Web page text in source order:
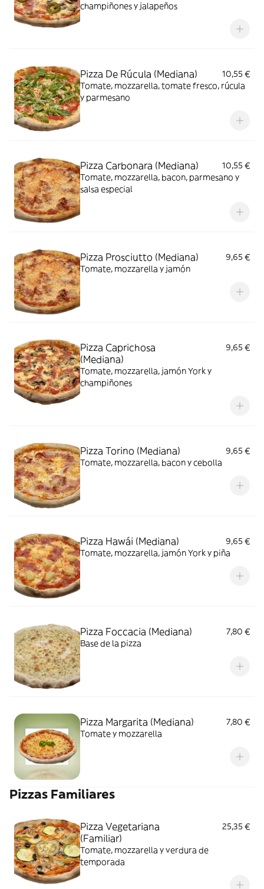
champiñones y jalapeños
Pizza De Rúcula (Mediana)
10,55 €
Tomate, mozzarella, tomate fresco, rúcula
y parmesano
Pizza Carbonara (Mediana)
10,55 €
Tomate, mozzarella, bacon, parmesano y
salsa especial
Pizza Prosciutto (Mediana)
9,65 €
Tomate, mozzarella y jamón
Pizza Caprichosa
(Mediana)
9,65 €
Tomate, mozzarella, jamón York y
champiñones
Pizza Torino (Mediana)
9,65 €
Tomate, mozzarella, bacon y cebolla
Pizza Hawái (Mediana)
9,65 €
Tomate, mozzarella, jamón York y piña
Pizza Foccacia (Mediana)
7,80 €
Base de la pizza
Pizza Margarita (Mediana)
7,80 €
Tomate y mozzarella
Pizzas Familiares
Pizza Vegetariana
(Familiar)
25,35 €
Tomate, mozzarella y verdura de
temporada